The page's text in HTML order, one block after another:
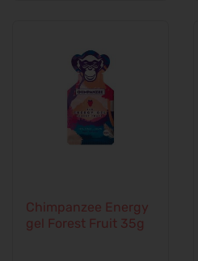
Chimpanzee Energy
gel Forest Fruit 35g